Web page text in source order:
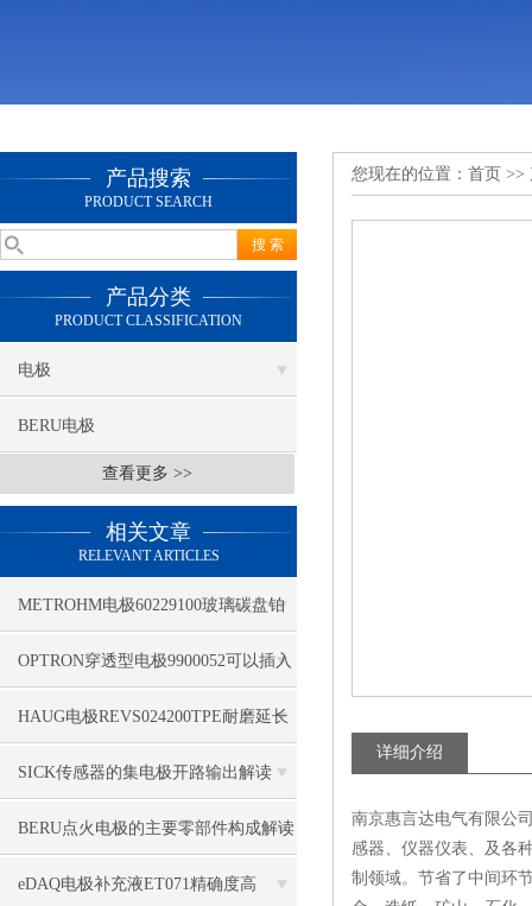
产品搜索
PRODUCT SEARCH
产品分类
PRODUCT CLASSIFICATION
电极
BERU电极
查看更多 >>
相关文章
RELEVANT ARTICLES
METROHM电极60229100玻璃碳盘铂
金环
OPTRON穿透型电极9900052可以插入
HAUG电极REVS024200TPE耐磨延长
寿命
SICK传感器的集电极开路输出解读
BERU点火电极的主要零部件构成解读
eDAQ电极补充液ET071精确度高
您现在的位置： 首页 >>
详细介绍
南京惠言达电气有限公
感器、仪器仪表、及各
制领域。节省了中间环